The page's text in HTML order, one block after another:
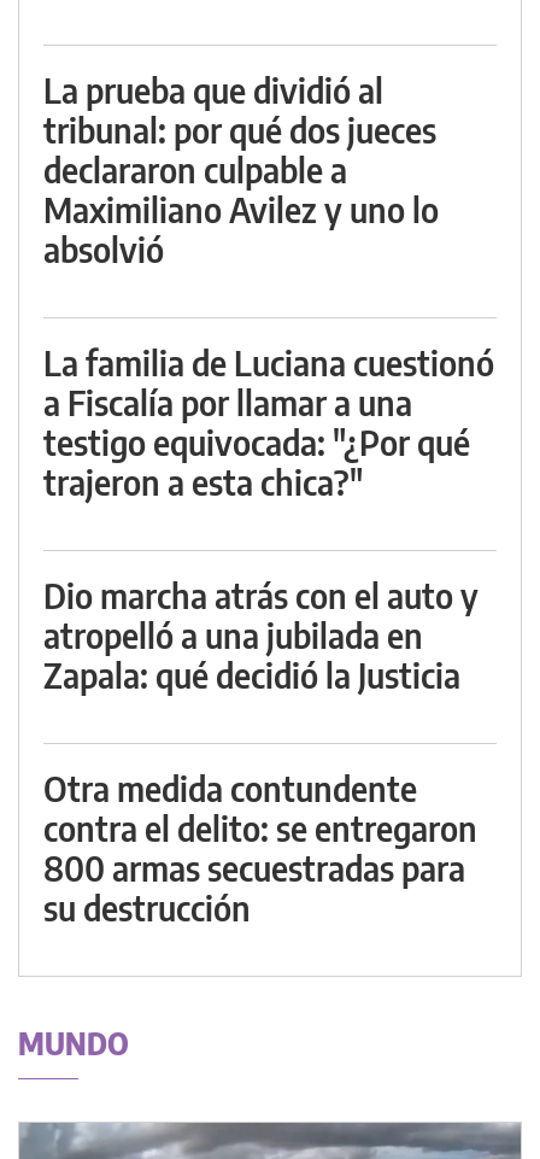
La prueba que dividió al
tribunal: por qué dos jueces
declararon culpable a
Maximiliano Avilez y uno lo
absolvió
La familia de Luciana cuestionó
a Fiscalía por llamar a una
testigo equivocada: "¿Por qué
trajeron a esta chica?"
Dio marcha atrás con el auto y
atropelló a una jubilada en
Zapala: qué decidió la Justicia
Otra medida contundente
contra el delito: se entregaron
800 armas secuestradas para
su destrucción
MUNDO